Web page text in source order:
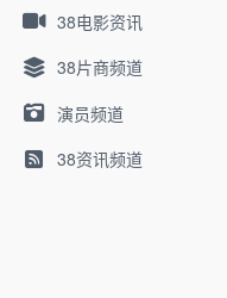
38电影资讯
38片商频道
演员频道
38资讯频道